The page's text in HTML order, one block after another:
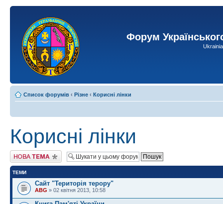
Форум
Список форумів ‹ Різне ‹ Корисні лінки
Корисні лінки
Створити нову тему
ТЕМИ
Сайт "Територія терору"
ABG » 02 квітня 2013, 10:58